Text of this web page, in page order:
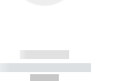
------------
----------- -----------